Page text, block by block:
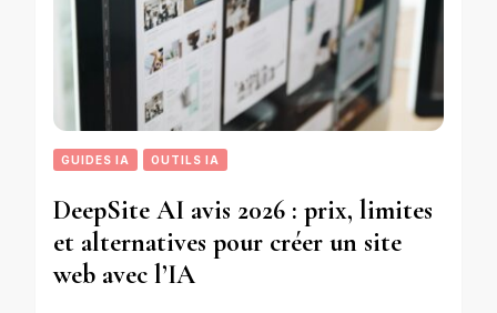
GUIDES IA OUTILS IA
DeepSite AI avis 2026 : prix, limites
et alternatives pour créer un site
web avec l’IA